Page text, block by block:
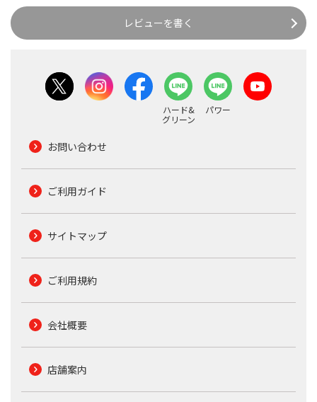
レビューを書く
ハード&
グリーン
パワー
お問い合わせ
ご利用ガイド
サイトマップ
ご利用規約
会社概要
店舗案内